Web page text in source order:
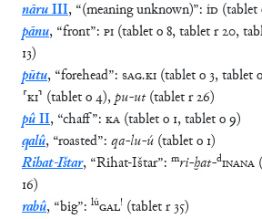
nāruIII, “(meaning unknown)”: ÍD (tablet
pānu, “front”: PI (tableto8,tabletr20,
13)
pūtu, “forehead”: SAG.KI (tableto3,tableto
⸢KI⸣ (tableto4),pu-ut(tabletr26)
pûII, “chaff”: KA (tableto 1,tableto9)
qalû, “roasted”: qa-lu-ú (tableto 1)
Rihat-Ištar, “Rihat-Ištar”: mri-ḫat-dINANA (
16)
rabû, “big”: lúGAL! (tabletr35)